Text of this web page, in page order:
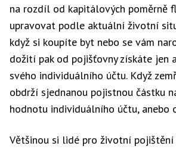
• míra podílu na zisku
• zjistěte si všechna připojištění,
k pojistce sjednat pro sebe a své
na rozdíl od kapitálových poměrně
upravovat podle aktuální životní
když si koupíte byt nebo se vám
dožití pak od pojišťovny získáte jen
svého individuálního účtu. Když
obdrží sjednanou pojistnou částku
hodnotu individuálního účtu, anebo
Většinou si lidé pro životní